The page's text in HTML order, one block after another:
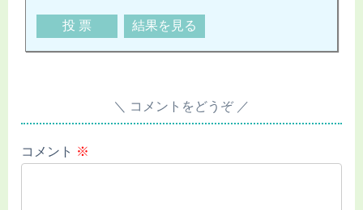
コメントをどうぞ
コメント ※